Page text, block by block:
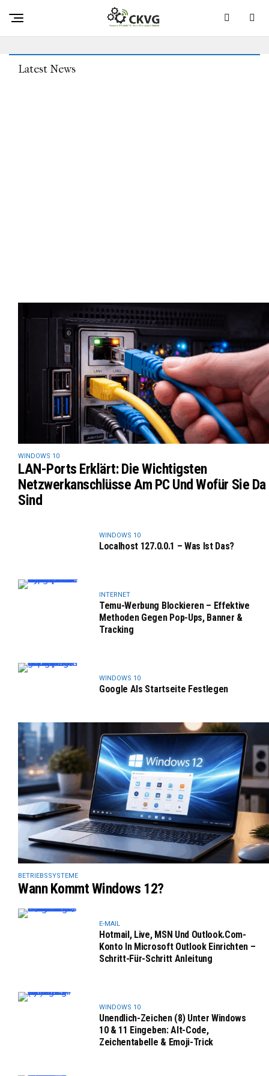
AMD Und Qualcomm Arbeiten Zusammen, Um Ihr
Computer-WLAN Schneller Zu Präsentieren
Latest News
WINDOWS 10
LAN-Ports Erklärt: Die Wichtigsten
Netzwerkanschlüsse Am PC Und Wofür Sie Da
Sind
WINDOWS 10
Localhost 127.0.0.1 – Was Ist Das?
INTERNET
Temu-Werbung Blockieren – Effektive
Methoden Gegen Pop-Ups, Banner &
Tracking
WINDOWS 10
Google Als Startseite Festlegen
BETRIEBSSYSTEME
Wann Kommt Windows 12?
E-MAIL
Hotmail, Live, MSN Und Outlook.com-
Konto In Microsoft Outlook Einrichten –
Schritt-Für-Schritt Anleitung
WINDOWS 10
Unendlich-Zeichen (8) Unter Windows
10 & 11 Eingeben: Alt-Code,
Zeichentabelle & Emoji-Trick